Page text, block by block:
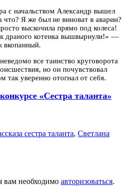
с начальством Александр вышел
Я же был не виноват в аварии?
выскочила прямо под колеса!
драного котенка вышвырнули!» —
вкопанный.
все таинство круговорота
но он почувствовал
так уверенно отогнал от себя.
«Сестра таланта»
сестра таланта, Светлана
вам необходимо авторизоваться.